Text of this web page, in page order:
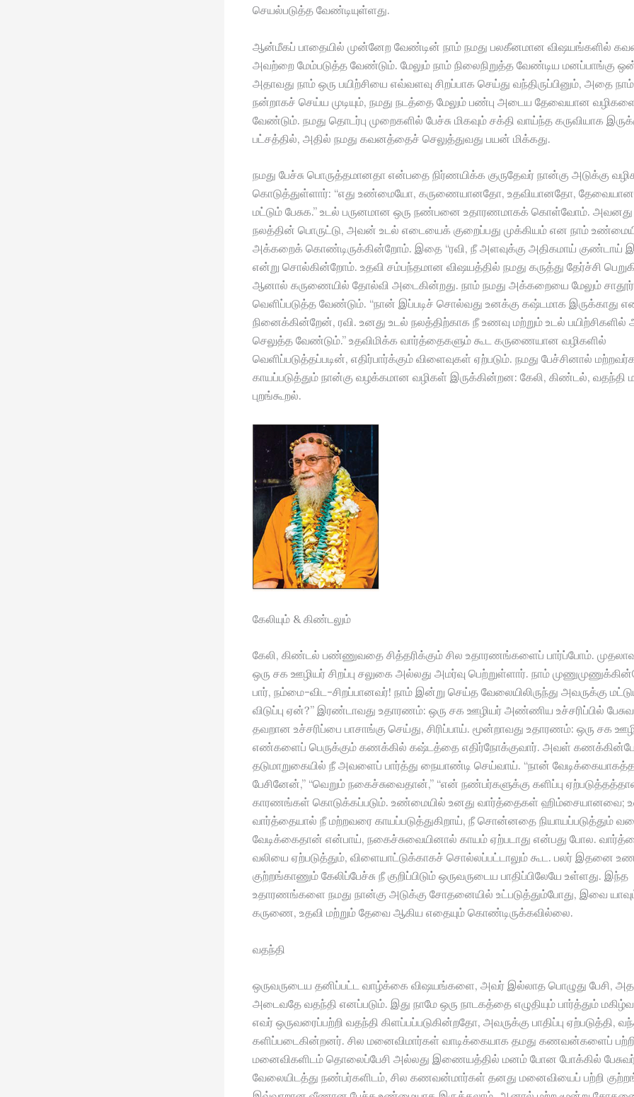
செயல்படுத்த வேண்டியுள்ளது.
ஆன்மீகப் பாதையில் முன்னேற வேண்டின் நாம் நமது பலகீனமான விஷயங்களில்
அவற்றை மேம்படுத்த வேண்டும். மேலும் நாம் நிலைநிறுத்த வேண்டிய மனப்பாங்கு
அதாவது நாம் ஒரு பயிற்சியை எவ்வளவு சிறப்பாக செய்து வந்திருப்பினும், அதை
நன்றாகச் செய்ய முடியும், நமது நடத்தை மேலும் பண்பு அடைய தேவையான
வேண்டும். நமது தொடர்பு முறைகளில் பேச்சு மிகவும் சக்தி வாய்ந்த கருவியாக
பட்சத்தில், அதில் நமது கவனத்தைச் செலுத்துவது பயன் மிக்கது.
நமது பேச்சு பொருத்தமானதா என்பதை நிர்ணயிக்க குருதேவர் நான்கு அடுக்கு
கொடுத்துள்ளார்: “எது உண்மையோ, கருணையானதோ, உதவியானதோ,
மட்டும் பேசுக.” உடல் பருனமான ஒரு நண்பனை உதாரணமாகக் கொள்வோம். அவனது
நலத்தின் பொருட்டு, அவன் உடல் எடையைக் குறைப்பது முக்கியம் என நாம்
அக்கறைக் கொண்டிருக்கின்றோம். இதை “ரவி, நீ அளவுக்கு அதிகமாய் குண்டாய்
என்று சொல்கின்றோம். உதவி சம்பந்தமான விஷயத்தில் நமது கருத்து தேர்ச்சி
ஆனால் கருணையில் தோல்வி அடைகின்றது. நாம் நமது அக்கறையை மேலும்
வெளிப்படுத்த வேண்டும். “நான் இப்படிச் சொல்வது உனக்கு கஷ்டமாக இருக்காது
நினைக்கின்றேன், ரவி. உனது உடல் நலத்திற்காக நீ உணவு மற்றும் உடல்
செலுத்த வேண்டும்.” உதவிமிக்க வார்த்தைகளும் கூட கருணையான வழிகளில்
வெளிப்படுத்தப்படின், எதிர்பார்க்கும் விளைவுகள் ஏற்படும். நமது பேச்சினால்
காயப்படுத்தும் நான்கு வழக்கமான வழிகள் இருக்கின்றன: கேலி, கிண்டல், வதந்தி
புறங்கூறல்.
கேலியும் & கிண்டலும்
கேலி, கிண்டல் பண்ணுவதை சித்தரிக்கும் சில உதாரணங்களைப் பார்ப்போம்.
ஒரு சக ஊழியர் சிறப்பு சலுகை அல்லது அமர்வு பெற்றுள்ளார். நாம்
பார், நம்மை-விட-சிறப்பானவர்! நாம் இன்று செய்த வேலையிலிருந்து அவருக்கு மட்டும்
விடுப்பு ஏன்?” இரண்டாவது உதாரணம்: ஒரு சக ஊழியர் அண்ணிய உச்சரிப்பில்
தவறான உச்சரிப்பை பாசாங்கு செய்து, சிரிப்பாய். மூன்றாவது உதாரணம்: ஒரு சக
எண்களைப் பெருக்கும் கணக்கில் கஷ்டத்தை எதிர்நோக்குவார். அவள்
தடுமாறுகையில் நீ அவளைப் பார்த்து நையாண்டி செய்வாய். “நான்
பேசினேன்,” “வெறும் நகைச்சுவைதான்,” “என் நண்பர்களுக்கு களிப்பு
காரணங்கள் கொடுக்கப்படும். உண்மையில் உனது வார்த்தைகள் ஹிம்சையானவை;
வார்த்தையால் நீ மற்றவரை காயப்படுத்துகிறாய், நீ சொன்னதை நியாயப்படுத்தும்
வேடிக்கைதான் என்பாய், நகைச்சுவையினால் காயம் ஏற்படாது என்பது போல.
வலியை ஏற்படுத்தும், விளையாட்டுக்காகச் சொல்லப்பட்டாலும் கூட. பலர் இதனை
குற்றங்காணும் கேலிப்பேச்சு நீ குறிப்பிடும் ஒருவருடைய பாதிப்பிலேயே உள்ளது. இந்த
உதாரணங்களை நமது நான்கு அடுக்கு சோதனையில் உட்படுத்தும்போது, இவை
கருணை, உதவி மற்றும் தேவை ஆகிய எதையும் கொண்டிருக்கவில்லை.
வதந்தி
ஒருவருடைய தனிப்பட்ட வாழ்க்கை விஷயங்களை, அவர் இல்லாத பொழுது பேசி,
அடைவதே வதந்தி எனப்படும். இது நாமே ஒரு நாடகத்தை எழுதியும் பார்த்தும்
எவர் ஒருவரைப்பற்றி வதந்தி கிளப்பப்படுகின்றதோ, அவருக்கு பாதிப்பு ஏற்படுத்தி,
களிப்படைகின்றனர். சில மனைவிமார்கள் வாடிக்கையாக தமது கணவன்களைப்
மனைவிகளிடம் தொலைப்பேசி அல்லது இணையத்தில் மனம் போன போக்கில்
வேலையிடத்து நண்பர்களிடம், சில கணவன்மார்கள் தனது மனைவியைப் பற்றி